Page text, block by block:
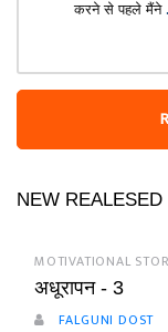
करने से पहले मैंने
NEW REALESED
MOTIVATIONAL
अधूरापन - 3
FALGUNI DOST